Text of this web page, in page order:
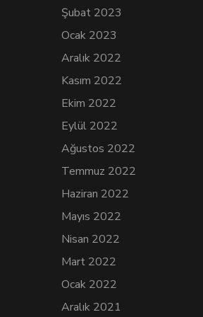
Şubat 2023
Ocak 2023
Aralık 2022
Kasım 2022
Ekim 2022
Eylül 2022
Ağustos 2022
Temmuz 2022
Haziran 2022
Mayıs 2022
Nisan 2022
Mart 2022
Ocak 2022
Aralık 2021